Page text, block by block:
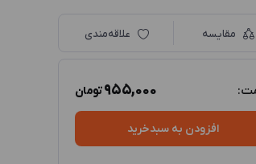
مقایسه علاقه‌مندی
955,000تومان
افزودن به سبدخرید